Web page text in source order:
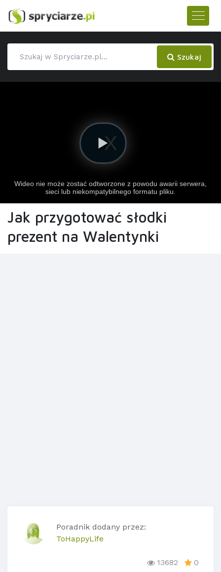
Szukaj
Jak przygotować słodki
prezent na Walentynki
Poradnik dodany przez:
ToHappyLife
13682 0